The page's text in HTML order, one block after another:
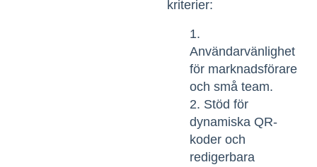
kriterier:
Användarvänlighet
för marknadsförare
och små team.
Stöd för
dynamiska QR-
koder och
redigerbara